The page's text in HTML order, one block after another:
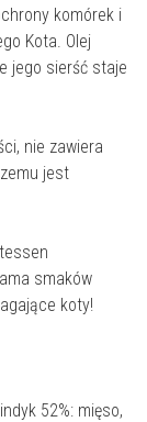
komórek i
Kota. Olej
jego sierść staje
nie zawiera
jest
smaków
koty!
52%: mięso,